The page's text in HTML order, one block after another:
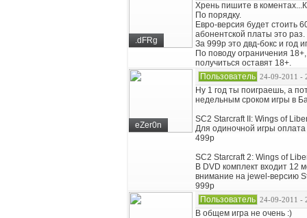
.dFRg
Хрень пишите в
По порядку.
Евро-версия будет стоить
абонентской платы это раз.
За 999р это двд-бокс и год
По поводу ограничения
получиться оставят 18+.
eZer0n
Пользователь 24-09-2011 -
Ну 1 год ты поиграешь, а
недельным сроком игры в
SC2 Starcraft II: Wings of
Для одиночной игры
499р
SC2 Starcraft 2: Wings of
В DVD комплект входит 12
внимание на jewel-версию
999р
Пользователь 24-09-2011 -
В общем игра не очень :)